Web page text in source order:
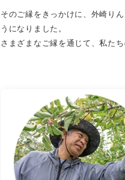
そのご縁をきっかけに、 外崎り
うになりました。
さまざまなご縁を通じて、私た